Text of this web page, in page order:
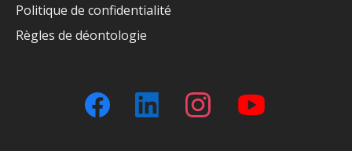
Politique de confidentialité
Règles de déontologie